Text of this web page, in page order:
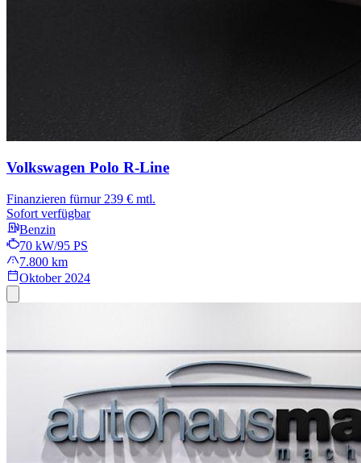
Volkswagen Polo R-Line
Finanzieren fürnur 239 € mtl.
Sofort verfügbar
Benzin
70 kW/95 PS
7.800 km
Oktober 2024